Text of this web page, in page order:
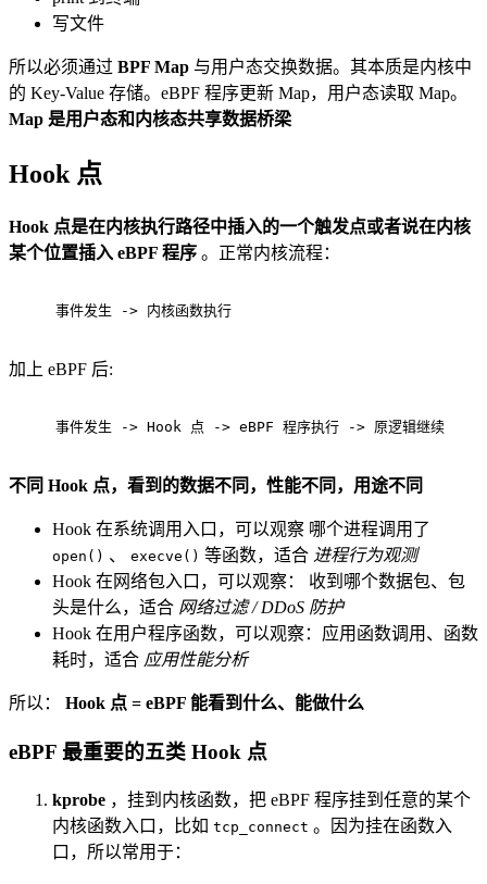
写文件
所以必须通过 BPF Map 与用户态交换数据。其本质是内核中
的 Key-Value 存储。eBPF 程序更新 Map，用户态读取 Map。
Map 是用户态和内核态共享数据桥梁
Hook 点
Hook 点是在内核执行路径中插入的一个触发点或者说在内核
某个位置插入 eBPF 程序 。正常内核流程：
事件发生 -> 内核函数执行
加上 eBPF 后:
事件发生 -> Hook 点 -> eBPF 程序执行 -> 原逻辑继续
不同 Hook 点，看到的数据不同，性能不同，用途不同
Hook 在系统调用入口，可以观察 哪个进程调用了
open() 、 execve() 等函数，适合 进程行为观测
Hook 在网络包入口，可以观察： 收到哪个数据包、包
头是什么，适合 网络过滤 / DDoS 防护
Hook 在用户程序函数，可以观察：应用函数调用、函数
耗时，适合 应用性能分析
所以： Hook 点 = eBPF 能看到什么、能做什么
eBPF 最重要的五类 Hook 点
kprobe ，挂到内核函数，把 eBPF 程序挂到任意的某个
内核函数入口，比如 tcp_connect 。因为挂在函数入
口，所以常用于：